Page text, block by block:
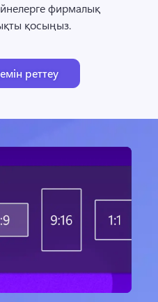
фирмалық
қосыңыз.
реттеу